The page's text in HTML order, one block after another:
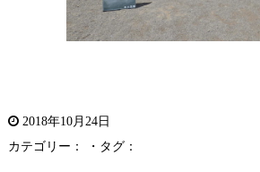
2018年10月24日
カテゴリー： ・タグ：